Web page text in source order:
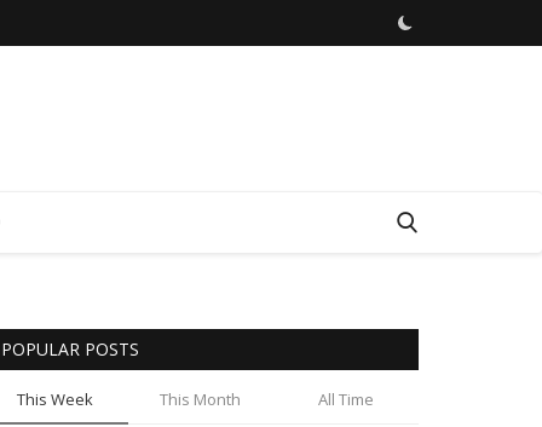
POPULAR POSTS
This Week This Month All Time